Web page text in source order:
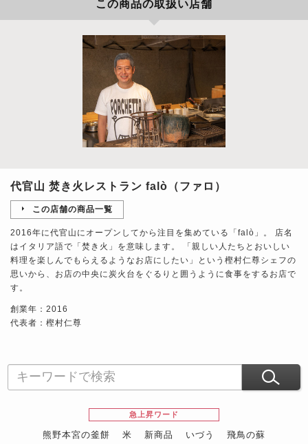
この商品の取扱い店舗
代官山 焚き火レストラン falò（ファロ）
この店舗の商品一覧
2016年に代官山にオープンしてから注目を集めている「falò」。 店名
はイタリア語で「焚き火」を意味します。 「親しい人たちとおいしい
料理を楽しんでもらえるようなお店にしたい」という樫村仁尊シェフの
思いから、お店の中央に炭火台をぐるりと囲うように食事をするお店で
す。
創業年：2016
代表者：樫村仁尊
急上昇ワード
熊野本宮の釜餅 米 新商品 いづう
飛鳥の蘇